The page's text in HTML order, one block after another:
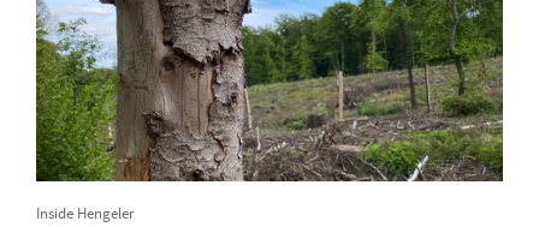
Inside Hengeler